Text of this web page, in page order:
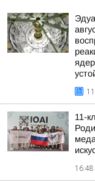
11-
16:48